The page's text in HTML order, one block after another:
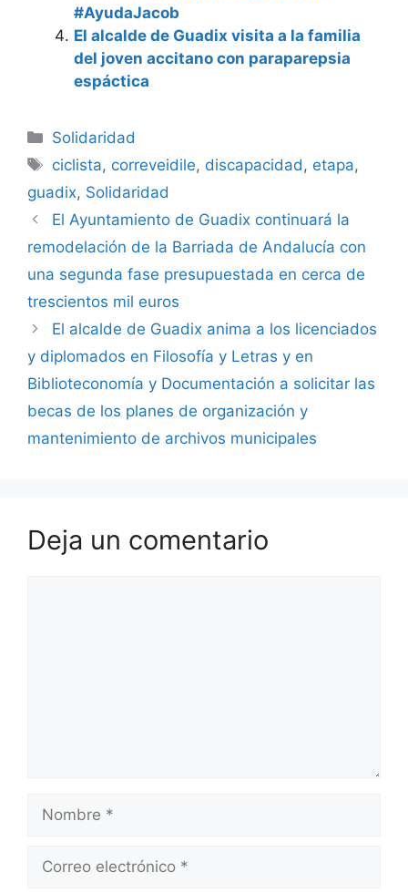
#AyudaJacob
El alcalde de Guadix visita a la familia
del joven accitano con paraparepsia
espáctica
Categorías
Solidaridad
Etiquetas
ciclista, correveidile, discapacidad , etapa,
guadix, Solidaridad
El Ayuntamiento de Guadix continuará la
remodelación de la Barriada de Andalucía con
una segunda fase presupuestada en cerca de
trescientos mil euros
El alcalde de Guadix anima a los licenciados
y diplomados en Filosofía y Letras y en
Biblioteconomía y Documentación a solicitar las
becas de los planes de organización y
mantenimiento de archivos municipales
Deja un comentario
electrónico